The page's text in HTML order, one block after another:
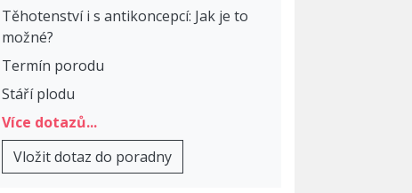
Těhotenství i s antikoncepcí: Jak je to
možné?
Termín porodu
Stáří plodu
Více dotazů...
Vložit dotaz do poradny